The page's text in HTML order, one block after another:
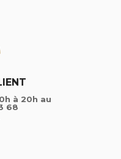
à 20h au
68